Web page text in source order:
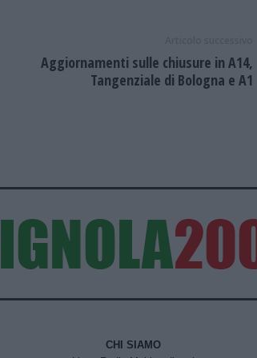
Aggiornamenti sulle chiusure in A14,
Tangenziale di Bologna e A1
CHI SIAMO